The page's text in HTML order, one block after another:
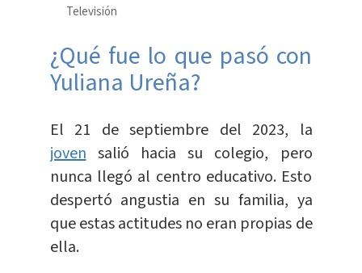
Televisión
¿Qué fue lo que pasó con
Yuliana Ureña?
El 21 de septiembre del 2023, la
joven salió hacia su colegio, pero
nunca llegó al centro educativo. Esto
despertó angustia en su familia, ya
que estas actitudes no eran propias de
ella.